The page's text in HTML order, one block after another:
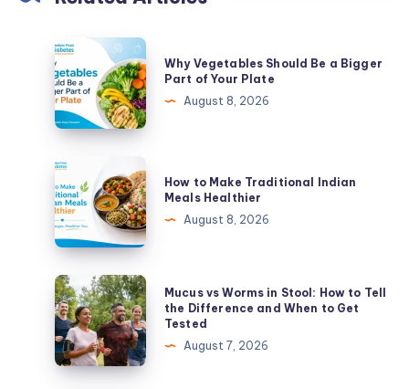
Why
Vegetables
Should
Be
Bigger
Part
of
Your
Plate
Why Vegetables Should Be a Bigger
Part of Your Plate
August 8, 2026
How
to
Make
Traditional
Indian
Meals
Healthier
How to Make Traditional Indian
Meals Healthier
August 8, 2026
Mucus
vs
Worms
in
Stool:
Mucus vs Worms in Stool: How to Tell
the Difference and When to Get
Tested
August 7, 2026